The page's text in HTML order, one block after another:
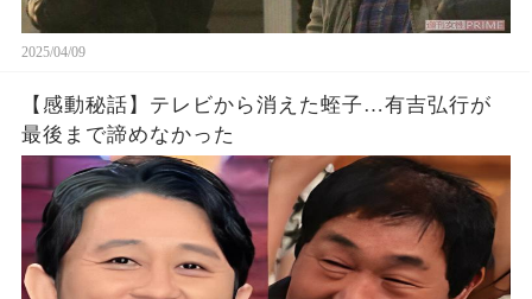
2025/04/09
【感動秘話】テレビから消えた蛭子…有吉弘行が
最後まで諦めなかった